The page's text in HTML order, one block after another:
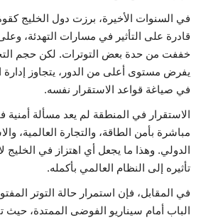
في السنوات الأخيرة، برزت دول الخليج
قادرة على التأثير في مسارات التهدئة،
خففت من حدة بعض التوترات. لكن حجم
يفرض مستوى أعلى من الدور، يتجاوز إدارة
في صياغة قواعد الاستقرار نفسه.
الاستقرار في المنطقة لم يعد مسألة
مباشرة بأمن الطاقة، والتجارة العالمية،
الدولي. وهذا ما يجعل أي اهتزاز في الخليج
تأثيره إلى النظام العالمي بأكمله.
في المقابل، فإن استمرار حالة التوتر
الباب أمام سيناريو الفوضى الممتدة، حيث